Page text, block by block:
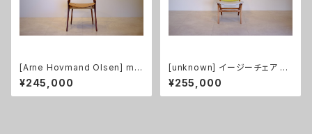
[Arne Hovmand Olsen] mo
del.17 ダイニングチェア
¥245,000
[unknown] イージーチェア チ
ーク（張替え済み）
¥255,000